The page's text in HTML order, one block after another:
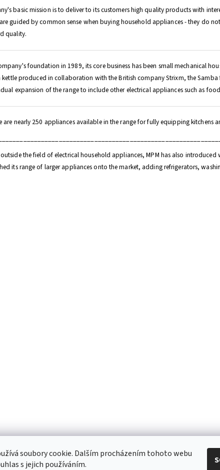
basic mission is to deliver to its customers high quality products with
guided by common sense when buying household appliances - they do
quality.
foundation in 1989, its core business has been small mechanical
produced in collaboration with the British company Strixm, the Samba
expansion of the range to include other electrical appliances such as
are nearly 250 appliances available in the range for fully equipping kitchens
the field of electrical household appliances, MPM has also
its range of larger appliances onto the market, adding refrigerators,
eshop - elektrodvorak.cz
soubory cookie. Dalším procházením tohoto webu
s jejich používáním.